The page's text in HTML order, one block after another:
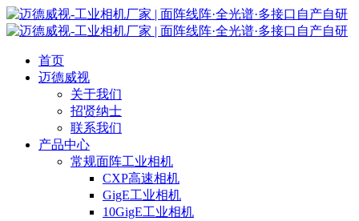
首页
迈德威视
关于我们
招贤纳士
联系我们
产品中心
常规面阵工业相机
CXP高速相机
GigE工业相机
10GigE工业相机